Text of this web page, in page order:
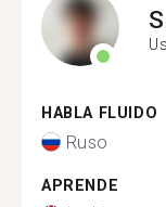
HABLA FLUIDO
Ruso
APRENDE